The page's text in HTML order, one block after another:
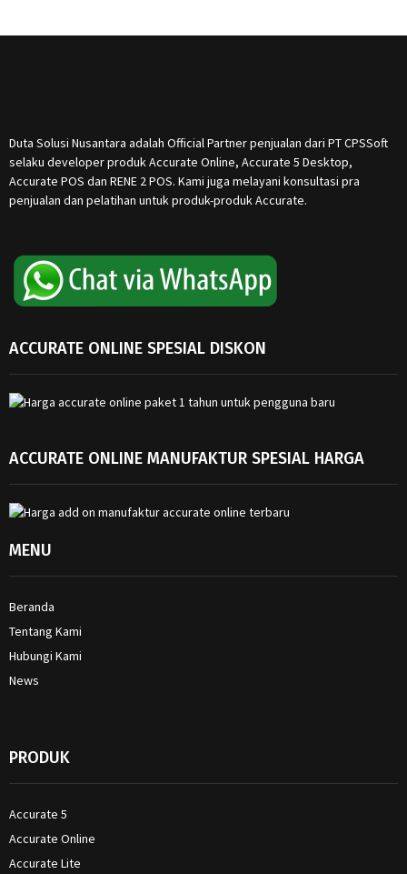
Duta Solusi Nusantara adalah Official Partner penjualan dari PT CPSSoft
selaku developer produk Accurate Online, Accurate 5 Desktop,
Accurate POS dan RENE 2 POS. Kami juga melayani konsultasi pra
penjualan dan pelatihan untuk produk-produk Accurate.
ACCURATE ONLINE SPESIAL DISKON
ACCURATE ONLINE MANUFAKTUR SPESIAL HARGA
MENU
Beranda
Tentang Kami
Hubungi Kami
News
PRODUK
Accurate 5
Accurate Online
Accurate Lite